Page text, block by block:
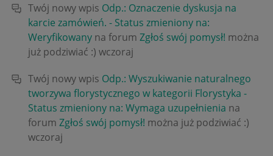
Twój nowy wpis Odp.: Oznaczenie dyskusja na
karcie zamówień. - Status zmieniony na:
Weryfikowany na forum Zgłoś swój pomysł! można
już podziwiać :) wczoraj
Twój nowy wpis Odp.: Wyszukiwanie naturalnego
tworzywa florystycznego w kategorii Florystyka -
Status zmieniony na: Wymaga uzupełnienia na
forum Zgłoś swój pomysł! można już podziwiać :)
wczoraj